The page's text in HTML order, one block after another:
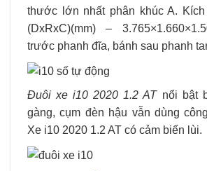
thước lớn nhất phân khúc A.
(DxRxC)(mm) –
trước phanh đĩa, bánh sau phanh
Đuôi xe i10 2020 1.2 ATnổi bật
gàng, cụm đèn hậu vẫn dùng
Xe i10 2020 1.2 AT có cảm biến lùi.